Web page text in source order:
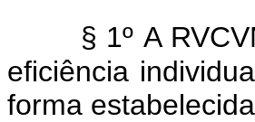
§ 1º A
eficiência
forma